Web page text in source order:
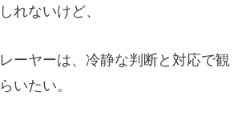
れないけど、
ーヤーは、冷静な判断と対応で観
いたい。